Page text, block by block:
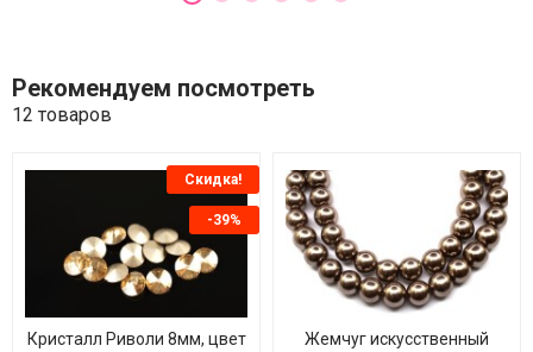
Рекомендуем посмотреть
12 товаров
Скидка!
-39%
Кристалл Риволи 8мм, цвет
Жемчуг искусственный